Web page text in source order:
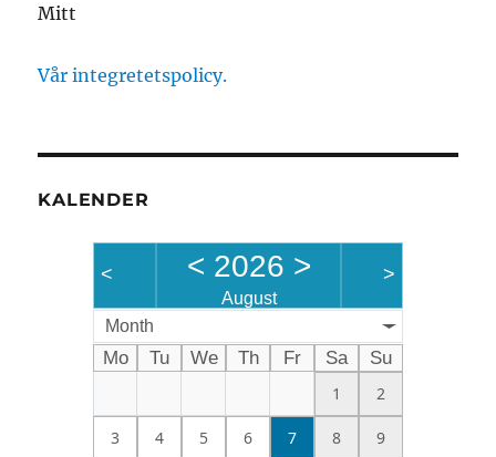
Mitt
Vår integretetspolicy.
KALENDER
< < 2026 >
August
>
Month
Mo Tu We Th Fr Sa
Su
1
2
3 4 5 6 7 8 9